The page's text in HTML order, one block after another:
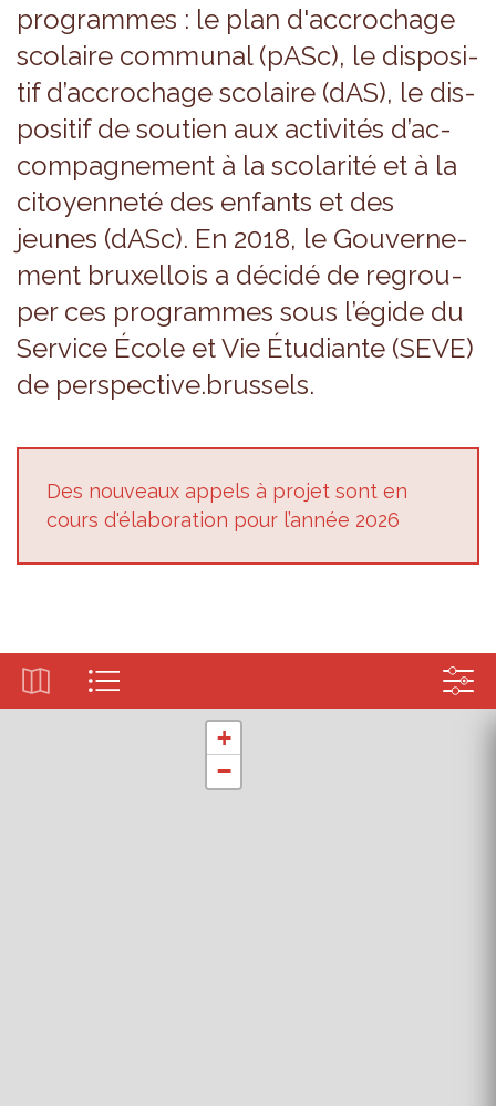
pro­grammes : le plan d'ac­cro­chage
sco­laire com­mu­nal (pASc), le dis­po­si­
tif d’ac­cro­chage sco­laire (dAS), le dis­
po­si­tif de sou­tien aux acti­vi­tés d’ac­
com­pa­gne­ment à la sco­la­rité et à la
citoyen­neté des enfants et des
jeunes (dASc). En 2018, le Gou­ver­ne­
ment bruxel­lois a décidé de regrou­
per ces pro­grammes sous l’égide du
Ser­vice École et Vie Étu­diante (SEVE)
de pers­pec­tive.brus­sels.
Des nou­veaux appels à pro­jet sont en
cours d'éla­bo­ra­tion pour l’an­née 2026
+
−